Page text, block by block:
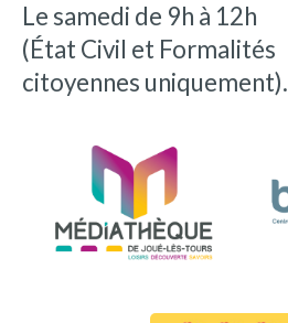
Le samedi de 9h à 12h
(État Civil et Formalités
citoyennes uniquement).